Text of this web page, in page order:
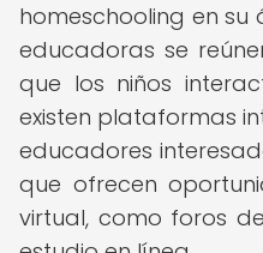
homeschooling en su
educadoras se
que los niños
existen plataformas
educadores
que ofrecen
virtual, como foros